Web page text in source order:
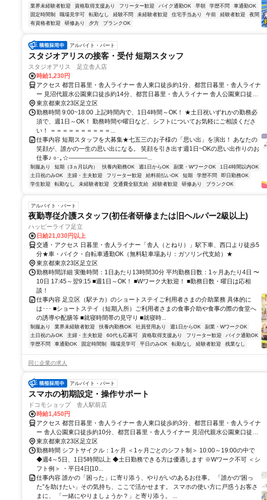
業界未経験者歓迎 資格取得支援あり フリーター歓迎 バイク通勤OK 早朝 学歴不問
車通勤OK
固定時間制
職場見学可 転勤なし 経験不問 未経験者歓迎 住宅手当あり 午前 経験者歓迎
夜間
有資格者歓迎
研修あり 夕方 ブランクOK
アルバイト・パート
スタジオアリスの接客・受付 短期スタッフ
スタジオアリス 足立舎人店
時給1,230円
アクセス 都営日暮里・舎人ライナー 舎人東口徒歩約1分、都営日暮里・舎人ライナ
ー 見沼代親水公園東口徒歩約14分、都営日暮里・舎人ライナー 舎人公園東口徒歩
約14分 日暮里・舎人ライナー 舎人駅より徒歩1分
東京都東京23区足立区
勤務時間 9:00~18:00 上記時間内で、1日4時間～OK！ ★土日祝いずれかの勤務必
須で、週1日～OK！ 勤務時間や曜日など、シフトについてお気軽にご相談くださ
い！ ＝＝＝＝＝＝＝＝＝＝...
仕事内容 短期スタッフを大募集★七五三のお子様の「思い出」を演出！ あなたの
笑顔が、誰かの一生の思い出になる。 笑顔を引き出す週1日~OKの思い出作りのお
仕事♪ ○･｡☆―――――――――――――...
制服あり 短期（3ヵ月以内） 扶養内勤務OK 週1日からOK 副業・WワークOK
1日4時間以内OK
土日祝のみOK
主婦・主夫歓迎 フリーター歓迎 給料前払いOK 短期 学歴不問
即日勤務OK
学生歓迎
転勤なし 未経験者歓迎 交通費全額支給 経験者歓迎 研修あり ブランクOK
アルバイト・パート
夜勤専従介護スタッフ(初任者研修または旧ヘルパー2級以上)
ハッピーライフ足立
日給21,030円以上
交通・アクセス 日暮里・舎人ライナー「舎人（とねり）」駅下車、西口より徒歩5
分★車・バイク・自転車通勤OK（無料駐車場あり：ガソリン代支給）★
東京都東京23区足立区
勤務時間詳細 実働時間：1日あたり13時間30分 平均勤務日数：1ヶ月あたり4日 〜
10日 17:45～翌9:15 ■週1日～OK！ ■Wワーク大歓迎！ ■勤務日数・曜日は応相
談！
仕事内容 足立区（駅チカ）のショートステイご利用者さまの介助業務 具体的に
は･･･ ■ショートステイ（短期入所）ご利用者さまの食事介助や食事の際の食堂へ
の誘導や配膳等 ■就寝時間帯の見守り ■就寝時...
制服あり 業界未経験者歓迎 扶養内勤務OK 社員登用あり 週1日からOK
副業・WワークOK
土日祝のみOK
主婦・主夫歓迎 60代も応募可 資格取得支援あり フリーター歓迎
バイク通勤OK
学歴不問
車通勤OK 固定時間制 職場見学可 平日のみOK 転勤なし 経験者歓迎 残業なし
同じ企業の求人
アルバイト・パート
スマホの初期設定・操作サポート
ドコモショップ 舎人駅前店
時給1,450円
アクセス 都営日暮里・舎人ライナー 舎人東口徒歩約3分、都営日暮里・舎人ライナ
ー 舎人公園東口徒歩約10分、都営日暮里・舎人ライナー 見沼代親水公園東口徒歩
約17分
東京都東京23区足立区
勤務時間 シフトサイクル：1ヶ月 ＜1ヶ月ごとのシフト制＞ 10:00～19:00の中で
◆週4～5日、1日5時間以上 ◆土日勤務できる方は優遇します ※Wワーク不可 ＜シ
フト例＞ ・平日4日[10...
仕事内容 誰かの「困った」に寄り添う、やりがいのあるお仕事。 「誰かの“困っ
た”を助けたい」その気持ち、ここで活かせます。 スマホの使い方に戸惑うお客さ
まに、 「一緒にやりましょうか？」と寄り添う。 ...